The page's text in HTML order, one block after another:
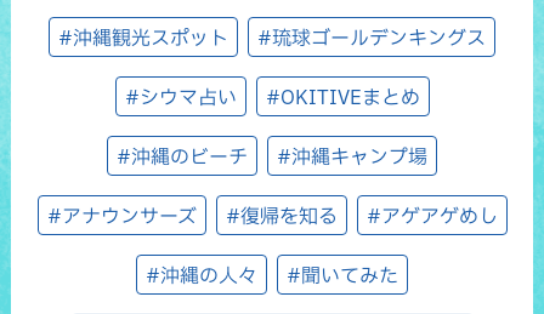
#沖縄観光スポット #琉球ゴールデンキングス
#シウマ占い #OKITIVEまとめ
#沖縄のビーチ #沖縄キャンプ場
#アナウンサーズ #復帰を知る #アゲアゲめし
#沖縄の人々 #聞いてみた